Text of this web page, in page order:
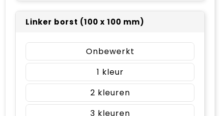
Linker borst (100 x 100 mm)
Onbewerkt
1
2
3